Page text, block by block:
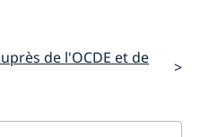
de l'OCDE et de